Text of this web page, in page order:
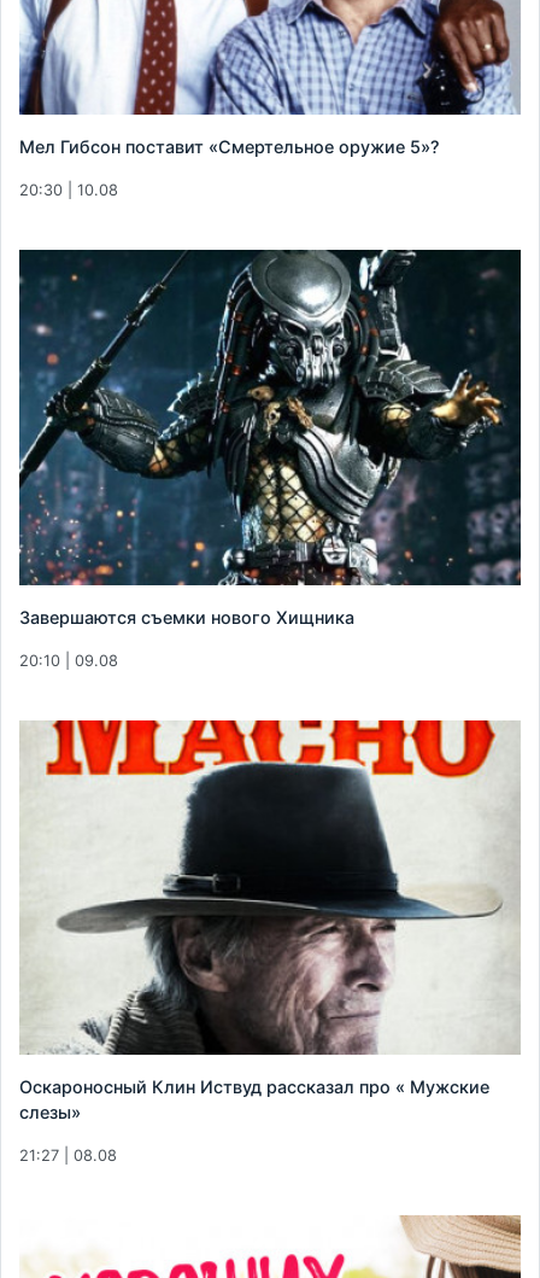
Мел Гибсон поставит «Смертельное оружие 5»?
20:30 | 10.08
Завершаются съемки нового Хищника
20:10 | 09.08
Оскароносный Клин Иствуд рассказал про « Мужские
слезы»
21:27 | 08.08